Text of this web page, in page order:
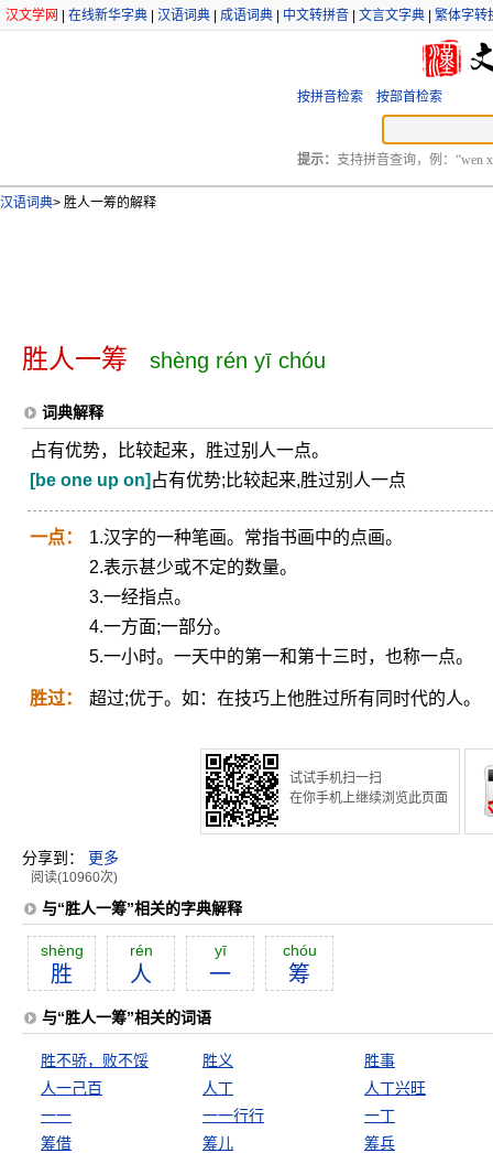
汉文学网 在线新华字典 汉语词典 成语词典 中文转拼音 文言文字典 繁体字转
按拼音检索 按部首检索
提示： 支持拼音查询，例：“wen
汉语词典> 胜人一筹的解释
胜人一筹 shèng rén yī chóu
词典解释
占有优势，比较起来，胜过别人一点。
[be one up on] 占有优势;比较起来,胜过别人一点
一点：
1.汉字的一种笔画。常指书画中的点画。
2.表示甚少或不定的数量。
3.一经指点。
4.一方面;一部分。
5.一小时。一天中的第一和第十三时，也称一点。
胜过： 超过;优于。如：在技巧上他胜过所有同时代的人。
试试手机扫一扫
在你手机上继续浏览此页面
分享到： 更多
阅读(10960次)
与“胜人一筹”相关的字典解释
shèng
胜
rén
人
yī
一
chóu
筹
与“胜人一筹”相关的词语
胜不骄，败不馁 胜义
胜事
人一己百
人丁
人丁兴旺
一一
一一行行
一丁
筹借
筹儿 筹兵